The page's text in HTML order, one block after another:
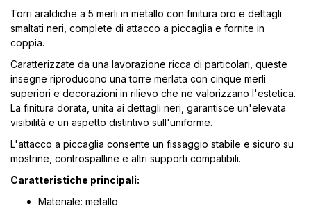
Torri araldiche a 5 merli in metallo con finitura oro e dettagli
smaltati neri, complete di attacco a piccaglia e fornite in
coppia.
Caratterizzate da una lavorazione ricca di particolari, queste
insegne riproducono una torre merlata con cinque merli
superiori e decorazioni in rilievo che ne valorizzano l'estetica.
La finitura dorata, unita ai dettagli neri, garantisce un'elevata
visibilità e un aspetto distintivo sull'uniforme.
L'attacco a piccaglia consente un fissaggio stabile e sicuro su
mostrine, controspalline e altri supporti compatibili.
Caratteristiche principali:
Materiale: metallo